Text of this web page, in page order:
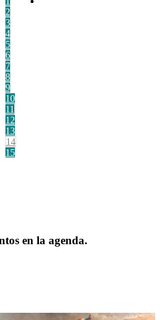
2
3
4
5
6
7
8
9
10
11
12
13
14
15
en la agenda.